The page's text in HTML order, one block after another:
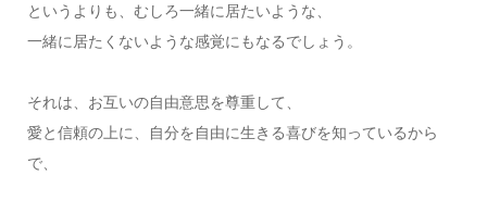
というよりも、むしろ一緒に居たいような、
一緒に居たくないような感覚にもなるでしょう。
それは、お互いの自由意思を尊重して、
愛と信頼の上に、自分を自由に生きる喜びを知っているから
で、